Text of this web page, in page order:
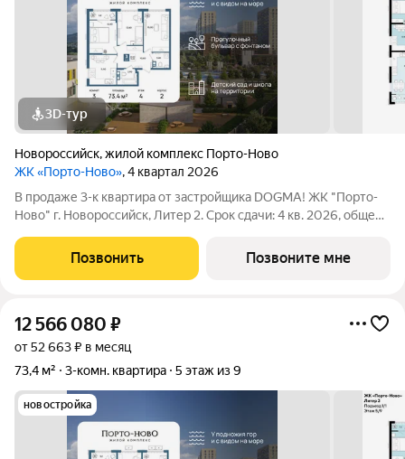
3D-тур
Новороссийск,жилой комплекс Порто-Ново
ЖК «Порто-Ново», 4 квартал 2026
В продаже 3-к квартира от застройщика DOGMA! ЖК "Порто-
Ново" г. Новороссийск, Литер 2. Срок сдачи: 4 кв. 2026, общей
для комфортной жизни. Место, где шум Чёрного моря
становится саундтреком
Позвонить Позвоните мне
12 566 080 ₽
от 52 663 ₽ в месяц
73,4 м²
3-комн. квартира 5 этаж из 9
новостройка